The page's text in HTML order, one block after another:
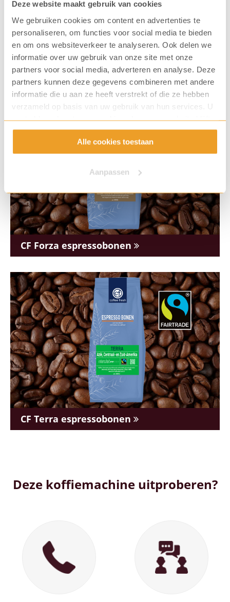
Deze website maakt gebruik van cookies
We gebruiken cookies om content en advertenties te
personaliseren, om functies voor social media te bieden
en om ons websiteverkeer te analyseren. Ook delen we
informatie over uw gebruik van onze site met onze
partners voor social media, adverteren en analyse. Deze
partners kunnen deze gegevens combineren met andere
informatie die u aan ze heeft verstrekt of die ze hebben
verzameld op basis van uw gebruik van hun services. U
gaat akkoord met onze cookies als u onze website blijft
gebruiken.
Alle cookies toestaan
Aanpassen
Cento% Oro espressobonen
CF Forza espressobonen
CF Terra espressobonen
Deze koffiemachine uitproberen?